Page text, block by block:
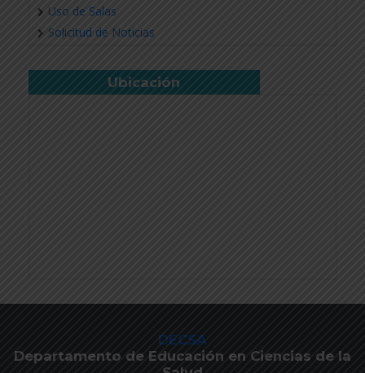
Uso de Salas
Solicitud de Noticias
Ubicación
DECSA
Departamento de Educación en Ciencias de la